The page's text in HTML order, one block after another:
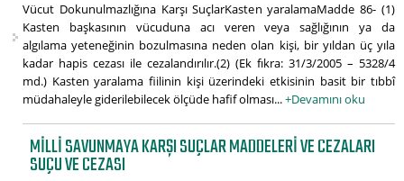
Vücut Dokunulmazlığına Karşı SuçlarKasten yaralamaMadde 86- (1)
Kasten başkasının vücuduna acı veren veya sağlığının ya da
algılama yeteneğinin bozulmasına neden olan kişi, bir yıldan üç yıla
kadar hapis cezası ile cezalandırılır.(2) (Ek fıkra: 31/3/2005 – 5328/4
md.) Kasten yaralama fiilinin kişi üzerindeki etkisinin basit bir tıbbî
müdahaleyle giderilebilecek ölçüde hafif olması...+Devamını oku
MILLI SAVUNMAYA KARŞI SUÇLAR MADDELERI VE CEZALARI
SUÇU VE CEZASI